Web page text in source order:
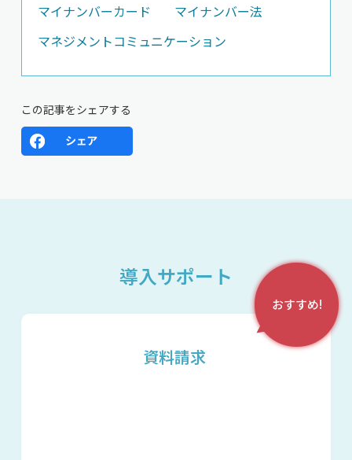
マイナンバーカード
マイナンバー法
マネジメントコミュニケーション
この記事をシェアする
導入サポート
資料請求
おすすめ!